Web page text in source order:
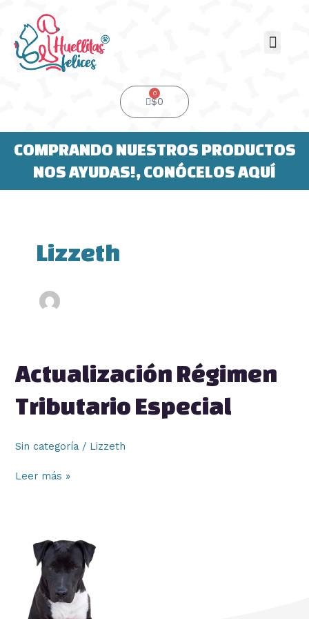
contenido
$0
0
Cart
COMPRANDO NUESTROS PRODUCTOS
NOS AYUDAS!, CONÓCELOS AQUÍ
Lizzeth
Actualización Régimen
Tributario Especial
Sin categoría / Lizzeth
Actualización
Régimen
Especial
Leer más »